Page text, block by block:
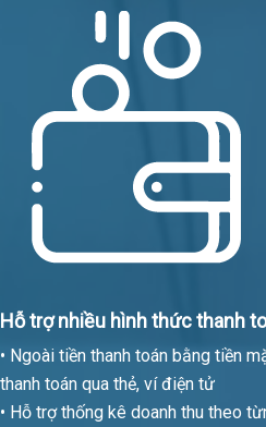
Hỗ trợ nhiều hình thức thanh
• Ngoài tiền thanh toán bằng tiền
thanh toán qua thẻ, ví điện tử
• Hỗ trợ thống kê doanh thu theo